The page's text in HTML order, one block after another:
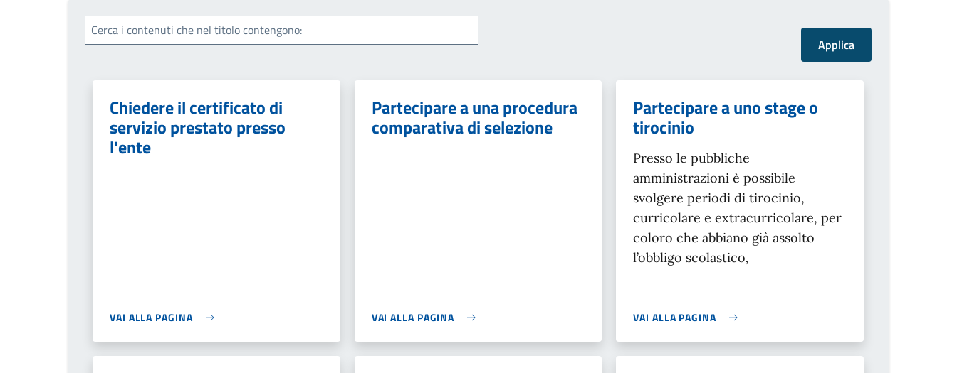
Cerca i contenuti che nel titolo contengono:
Chiedere il certificato di
servizio prestato presso
l'ente
VAI ALLA PAGINA
Partecipare a una procedura
comparativa di selezione
VAI ALLA PAGINA
Partecipare a uno stage o
tirocinio
Presso le pubbliche
amministrazioni è possibile
svolgere periodi di tirocinio,
curricolare e extracurricolare, per
coloro che abbiano già assolto
l’obbligo scolastico,
VAI ALLA PAGINA